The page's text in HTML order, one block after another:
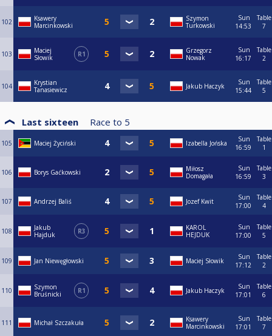
102
Ksawery
Marcinkowski
Szymon
Turkowski
Sun
14:53
Table
7
103
Maciej
Słowik
R1
Grzegorz
Nowak
Sun
16:17
Table
2
104
Krystian
Tanasiewicz
Jakub Haczyk
Sun
15:44
Table
5
Last sixteen Race to 5
105 Maciej Życiński Izabella Jońska
Sun
16:59
Table
1
106 Borys Gaćkowski
Miłosz
Domagała
Sun
16:59
Table
3
107 Andrzej Baliś Jozef Kwit
Sun
17:00
Table
4
108
Jakub
Hajduk
R3
KAROL
HEJDUK
Sun
17:00
Table
5
109 Jan Niewęgłowski Maciej Słowik
Sun
17:12
Table
2
110
Szymon
Bruśnicki
R1 Jakub Haczyk
Sun
17:01
Table
6
111 Michał Szczakuła
Ksawery
Marcinkowski
Sun
17:01
Table
7